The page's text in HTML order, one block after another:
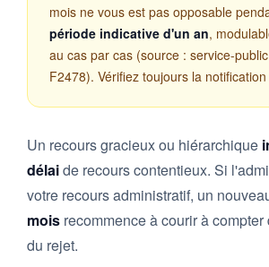
mois ne vous est pas opposable
période indicative d'un an,
au cas par cas (source : service-
F2478). Vérifiez toujours la
Un recours gracieux ou hiérarchique
délaide recours contentieux. Si
votre recours administratif, un
mois recommence à courir à
du rejet.